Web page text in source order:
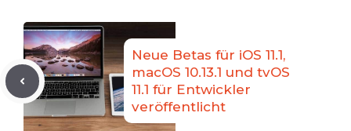
Neue Betas für iOS 11.1,
macOS 10.13.1 und tvOS
11.1 für Entwickler
veröffentlicht